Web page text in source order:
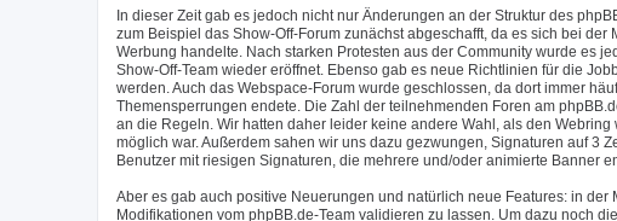
In dieser Zeit gab es jedoch nicht nur Änderungen an der Struktur des
zum Beispiel das Show-Off-Forum zunächst abgeschafft, da es sich bei
Werbung handelte. Nach starken Protesten aus der Community wurde es
Show-Off-Team wieder eröffnet. Ebenso gab es neue Richtlinien für die
werden. Auch das Webspace-Forum wurde geschlossen, da dort immer
Themensperrungen endete. Die Zahl der teilnehmenden Foren am
an die Regeln. Wir hatten daher leider keine andere Wahl, als den
möglich war. Außerdem sahen wir uns dazu gezwungen, Signaturen auf 3
Benutzer mit riesigen Signaturen, die mehrere und/oder animierte Banner
Aber es gab auch positive Neuerungen und natürlich neue Features: in
Modifikationen vom phpBB.de-Team validieren zu lassen. Um dazu noch